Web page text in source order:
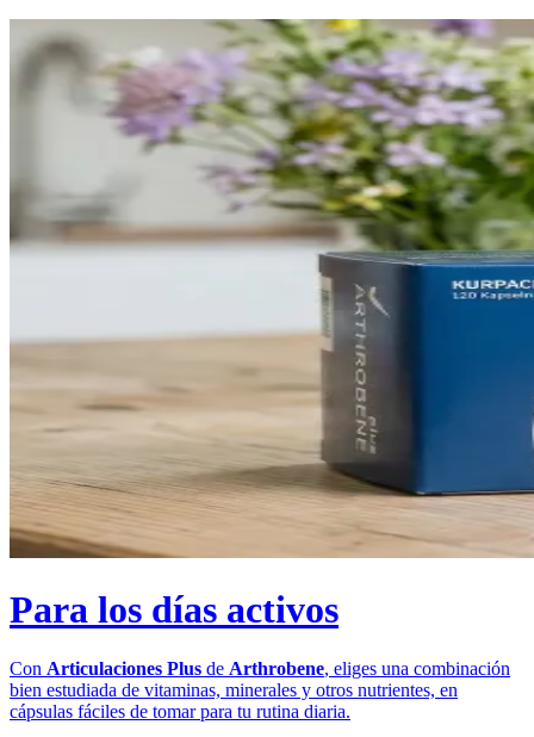
Para los días activos
Con Articulaciones Plus de Arthrobene, eliges una combinación
bien estudiada de vitaminas, minerales y otros nutrientes, en
cápsulas fáciles de tomar para tu rutina diaria.